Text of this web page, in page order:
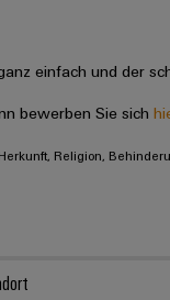
einfach und der
bewerben Sie sich
Religion,